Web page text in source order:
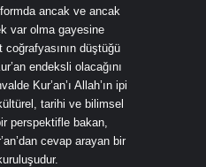
ancak ve ancak
var olma gayesine
coğrafyasının düştüğü
endeksli olacağını
Kur’an’ı Allah’ın ipi
tarihi ve bilimsel
perspektifle bakan,
cevap arayan bir